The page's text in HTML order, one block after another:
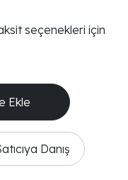
seçenekleri için
Danış